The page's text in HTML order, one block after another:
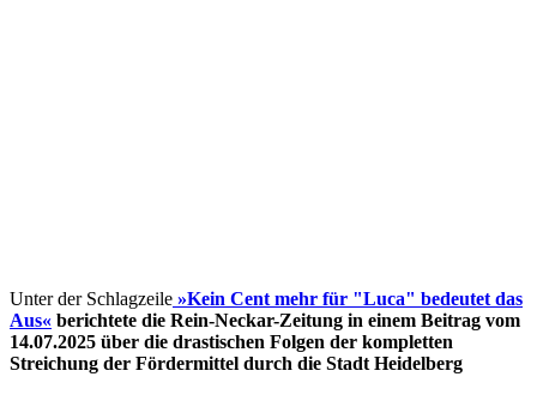
Unter der Schlagzeile »Kein Cent mehr für "Luca" bedeutet das
Aus« berichtete die Rein-Neckar-Zeitung in einem Beitrag vom
14.07.2025 über die drastischen Folgen der kompletten
Streichung der Fördermittel durch die Stadt Heidelberg